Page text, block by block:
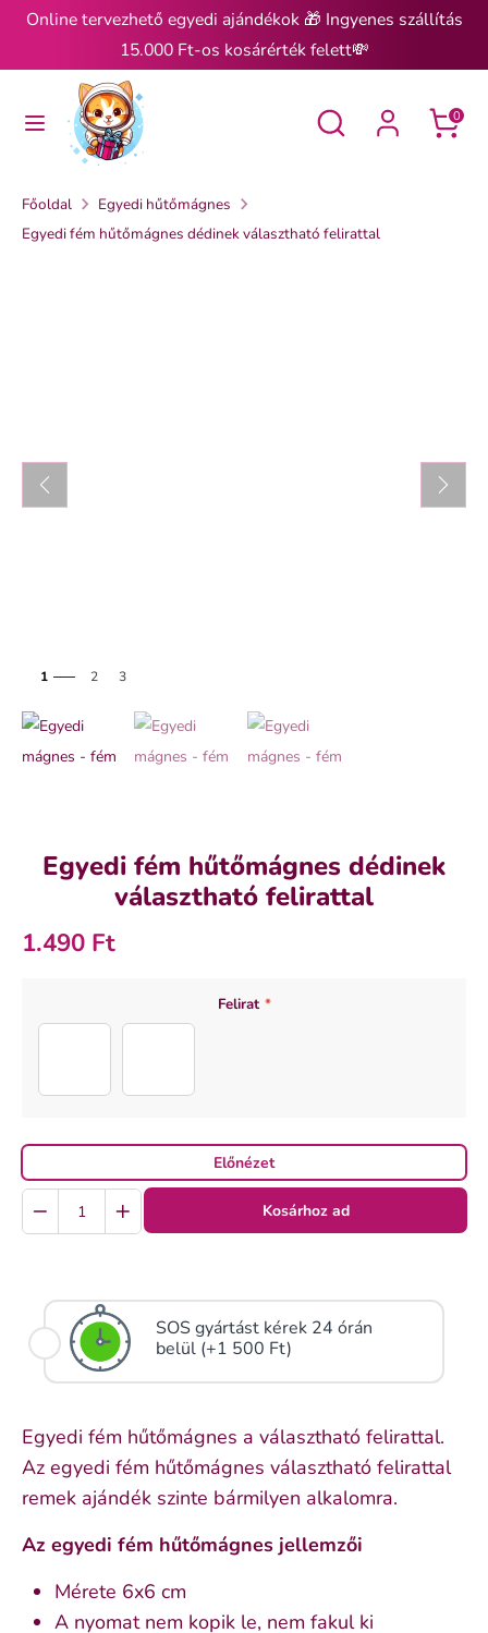
Ugrás
tartalomra
Online tervezhető egyedi ajándékok 🎁 Ingyenes szállítás
15.000 Ft-os kosárérték felett💸
Keresés
Keresés 0
KeresésKeresés
Főoldal
Egyedi hűtőmágnes
Egyedi fém hűtőmágnes dédinek választható felirattal
1 2 3
Egyedi fém hűtőmágnes dédinek
választható felirattal
1.490 Ft
Felirat *
Előnézet
Kosárhoz ad
SOS gyártást kérek 24 órán
belül (+1 500 Ft)
Egyedi fém hűtőmágnes a választható felirattal.
Az egyedi fém hűtőmágnes választható felirattal
remek ajándék szinte bármilyen alkalomra.
Az egyedi fém hűtőmágnes jellemzői
Mérete 6x6 cm
A nyomat nem kopik le, nem fakul ki